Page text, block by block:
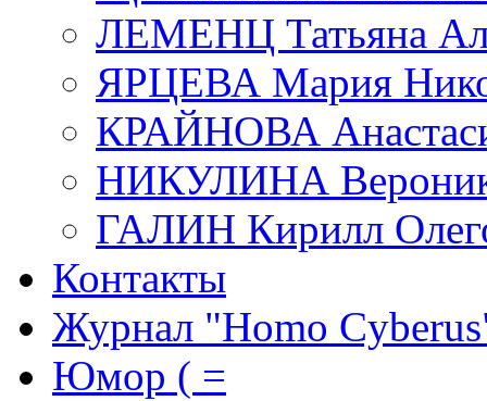
ЛЕМЕНЦ Татьяна
ЯРЦЕВА Мария
КРАЙНОВА
НИКУЛИНА
ГАЛИН Кирилл
Контакты
Журнал "Homo
Юмор ( =